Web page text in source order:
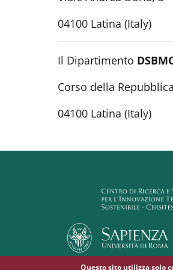
04100 Latina (Italy)
Il Dipartimento
Corso della
04100 Latina (Italy)
Questo sito utilizza solo